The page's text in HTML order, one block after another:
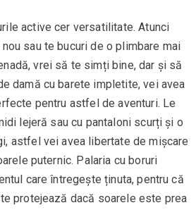
active cer versatilitate. Atunci
sau te bucuri de o plimbare mai
vrei să te simți bine, dar și să
damă cu barete impletite, vei avea
pentru astfel de aventuri. Le
lejeră sau cu pantaloni scurți și o
astfel vei avea libertate de mișcare
puternic. Palaria cu boruri
care întregește ținuta, pentru că
protejează dacă soarele este prea